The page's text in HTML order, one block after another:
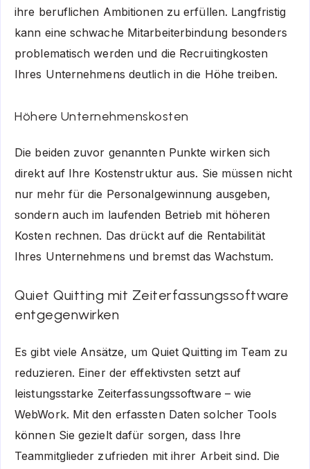
ihre beruflichen Ambitionen zu erfüllen. Langfristig
kann eine schwache Mitarbeiterbindung besonders
problematisch werden und die Recruitingkosten
Ihres Unternehmens deutlich in die Höhe treiben.
Höhere Unternehmenskosten
Die beiden zuvor genannten Punkte wirken sich
direkt auf Ihre Kostenstruktur aus. Sie müssen nicht
nur mehr für die Personalgewinnung ausgeben,
sondern auch im laufenden Betrieb mit höheren
Kosten rechnen. Das drückt auf die Rentabilität
Ihres Unternehmens und bremst das Wachstum.
Quiet Quitting mit Zeiterfassungssoftware
entgegenwirken
Es gibt viele Ansätze, um Quiet Quitting im Team zu
reduzieren. Einer der effektivsten setzt auf
leistungsstarke Zeiterfassungssoftware – wie
WebWork. Mit den erfassten Daten solcher Tools
können Sie gezielt dafür sorgen, dass Ihre
Teammitglieder zufrieden mit ihrer Arbeit sind. Die